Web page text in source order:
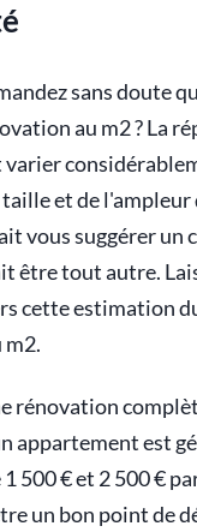
sans doute
au m2 ? La
et de l'ampleur
vous suggérer un
être tout autre.
cette estimation
m2.
rénovation
appartement est
500 € et 2 500 €
un bon point de